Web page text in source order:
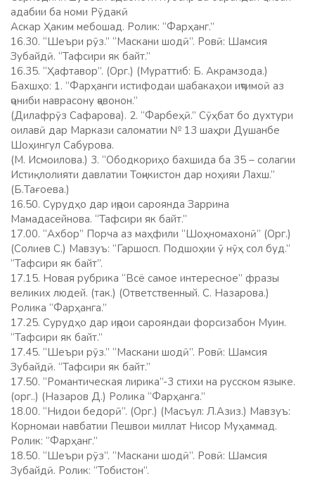
адабии ба номи Рӯдакӣ
Аскар Ҳаким мебошад. Ролик: “Фарҳанг.”
16.30. “Шеъри рӯз.” “Маскани шодӣ”. Ровӣ: Шамсия
Зубайдӣ. “Тафсири як байт.”
16.35. “Ҳафтавор”. (Орг.) (Мураттиб: Б. Акрамзода.)
Бахшҳо: 1. “Фарҳанги истифодаи шабакаҳои иҷтимоӣ аз
ҷониби наврасону ҷавонон.”
(Дилафрӯз Сафарова). 2. “Фарбеҳӣ.” Сӯҳбат бо духтури
оилавӣ дар Маркази саломатии № 13 шаҳри Душанбе
Шоҳингул Сабурова.
(М. Исмоилова.) 3. “Ободкориҳо бахшида ба 35 – солагии
Истиқлолияти давлатии Тоҷикистон дар ноҳияи Лахш.”
(Б.Тағоева.)
16.50. Сурудҳо дар иҷрои сароянда Заррина
Мамадасейнова. “Тафсири як байт.”
17.00. “Ахбор” Порча аз маҳфили “Шоҳномахонӣ” (Орг.)
(Солиев С.) Мавзуъ: “Гаршосп. Подшоҳии ӯ нӯҳ сол буд.”
“Тафсири як байт”.
17.15. Новая рубрика “Всё самое интересное” фразы
великих людей. (так.) (Ответственный. С. Назарова.)
Ролика “Фарҳанга.”
17.25. Сурудҳо дар иҷрои сарояндаи форсизабон Муин.
“Тафсири як байт.”
17.45. “Шеъри рӯз.” “Маскани шодӣ”. Ровӣ: Шамсия
Зубайдӣ. “Тафсири як байт.”
17.50. “Романтическая лирика”-3 стихи на русском языке.
(орг..) (Назаров Д.) Ролика “Фарҳанга.”
18.00. “Нидои бедорӣ”. (Орг.) (Масъул: Л.Азиз.) Мавзуъ:
Корномаи навбатии Пешвои миллат Нисор Муҳаммад.
Ролик: “Фарҳанг.”
18.50. “Шеъри рӯз”. “Маскани шодӣ”. Ровӣ: Шамсия
Зубайдӣ. Ролик: “Тобистон”.